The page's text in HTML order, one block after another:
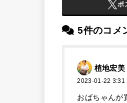
ポ
5件のコメ
植地宏美
2023-01-22 3:31
おばちゃんが